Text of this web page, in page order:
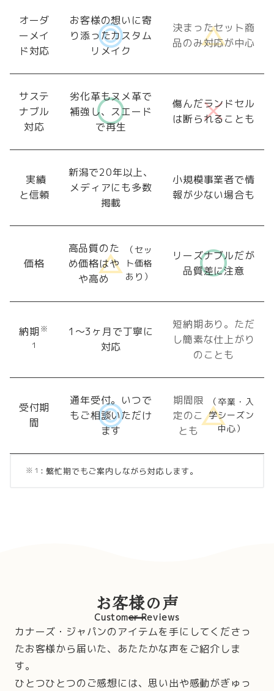
オーダ
ーメイ
ド対応
お客様の想いに寄
り添ったカスタム
リメイク
決まったセット商
品のみ対応が中心
サステ
ナブル
対応
劣化革もヌメ革で
補強し、スエード
で再生
傷んだランドセル
は断られることも
実績
と信頼
新潟で20年以上、
メディアにも多数
掲載
小規模事業者で情
報が少ない場合も
価格
高品質のた
め価格はや
や高め
（セッ
ト価格
あり）
リーズナブルだが
品質差に注意
納期
１
1〜3ヶ月で丁寧に
対応
短納期あり。ただ
し簡素な仕上がり
のことも
受付期
間
通年受付。いつで
もご相談いただけ
ます
期間限
定のこ
とも
（卒業・入
学シーズン
中心）
：繁忙期でもご案内しながら対応します。
お客様の声
Customer Reviews
カナーズ・ジャパンのアイテムを手にしてくださっ
たお客様から届いた、あたたかな声をご紹介しま
す。
ひとつひとつのご感想には、思い出や感動がぎゅっ